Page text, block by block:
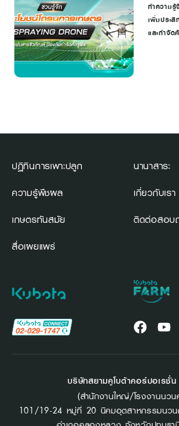
รนการ
Drone
ทำความรู้
เพิ่มประสิ
และกำจั
ปฏิทินการเพาะปลูก
ความรู้พืชผล
เกษตรทันสมัย
สื่อเผยแพร่
นานาสาระ
เกี่ยวกับเรา
ติดต่อสอบ
บริษัทสยามคูโบต้าคอร์ปอเรชั่
(สำนักงานใหญ่/โรงงานนว
101/19-24 หมู่ที่ 20 นิคมอุตสาหกรรมนว